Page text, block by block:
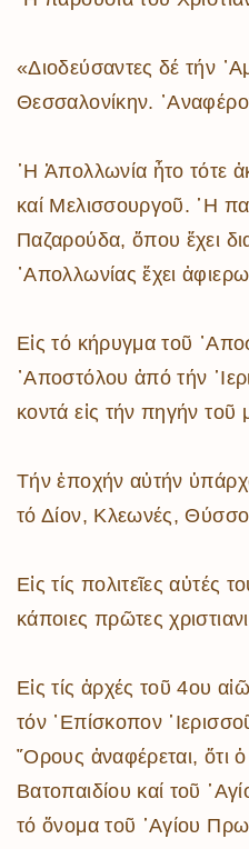
«Διοδεύσαντες δέ τήν
Θεσσαλονίκην.
῾Η Ἀπολλωνία ἦτο τότε
καί Μελισσουργοῦ. ῾Η
Παζαρούδα, ὅπου ἔχει
᾿Απολλωνίας ἔχει
Εἰς τό κήρυγμα τοῦ
᾿Αποστόλου ἀπό τήν
κοντά εἰς τήν πηγήν τοῦ
Τήν ἐποχήν αὐτήν
τό Δίον, Κλεωνές,
Εἰς τίς πολιτεῖες
κάποιες πρῶτες
Εἰς τίς ἀρχές τοῦ 4ου
τόν ᾿Επίσκοπον
῎Ορους ἀναφέρεται, ὅτι
Βατοπαιδίου καί τοῦ
τό ὄνομα τοῦ ῾Αγίου